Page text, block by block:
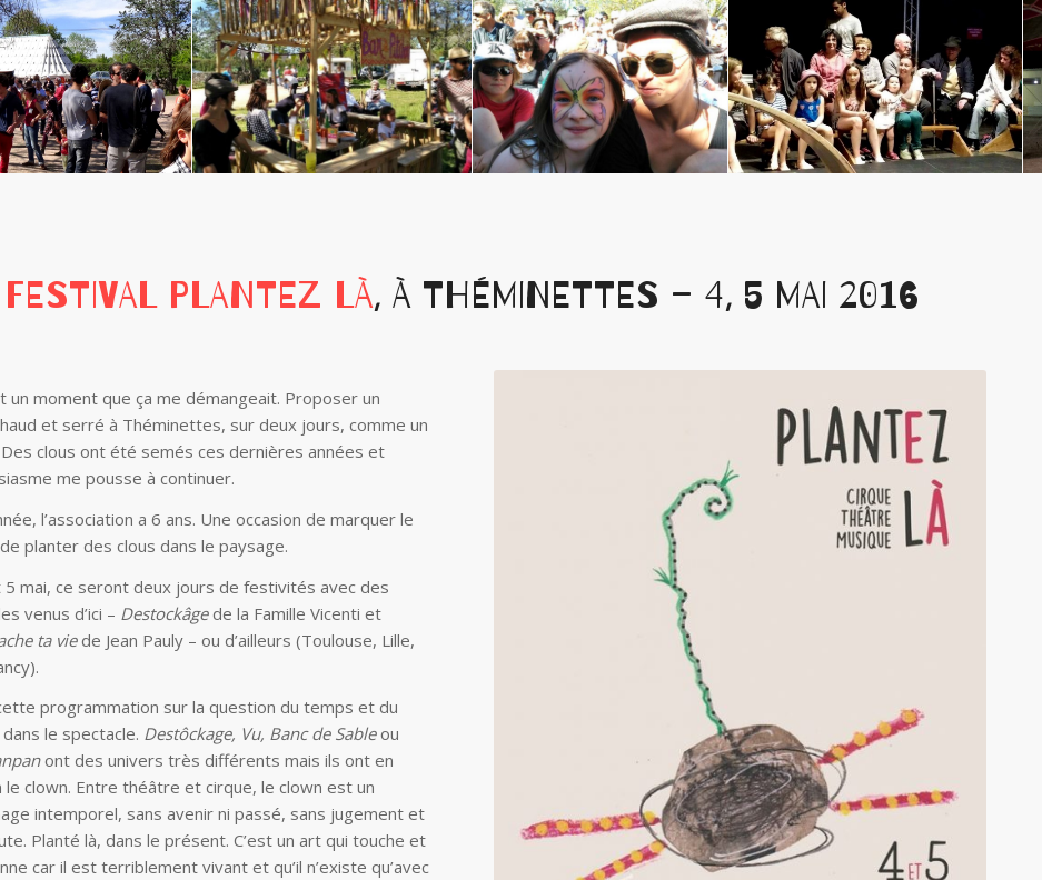
FESTIVAL PLANTEZ LÀ, À THÉMINETTES – 4, 5 MAI 2016
un moment que ça me démangeait. Proposer un
et serré à Théminettes, sur deux jours, comme un
clous ont été semés ces dernières années et
me pousse à continuer.
l’association a 6 ans. Une occasion de marquer le
planter des clous dans le paysage.
5 mai, ce seront deux jours de festivités avec des
venus d’ici – Destockâgede la Famille Vicenti et
ta viede Jean Pauly – ou d’ailleurs (Toulouse, Lille,
cette programmation sur la question du temps et du
le spectacle. Destôckage, Vu, Banc de Sableou
ont des univers très différents mais ils ont en
le clown. Entre théâtre et cirque, le clown est un
intemporel, sans avenir ni passé, sans jugement et
Planté là, dans le présent. C’est un art qui touche et
car il est terriblement vivant et qu’il n’existe qu’avec